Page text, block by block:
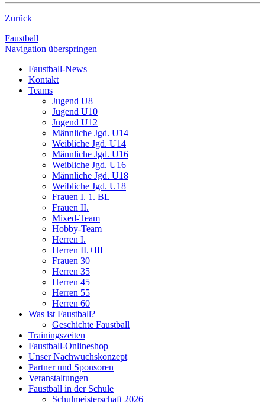
Zurück
Faustball
Navigation überspringen
Faustball-News
Kontakt
Teams
Jugend U8
Jugend U10
Jugend U12
Männliche Jgd. U14
Weibliche Jgd. U14
Männliche Jgd. U16
Weibliche Jgd. U16
Männliche Jgd. U18
Weibliche Jgd. U18
Frauen I. 1. BL
Frauen II.
Mixed-Team
Hobby-Team
Herren I.
Herren II.+III
Frauen 30
Herren 35
Herren 45
Herren 55
Herren 60
Was ist Faustball?
Geschichte Faustball
Trainingszeiten
Faustball-Onlineshop
Unser Nachwuchskonzept
Partner und Sponsoren
Veranstaltungen
Faustball in der Schule
Schulmeisterschaft 2026